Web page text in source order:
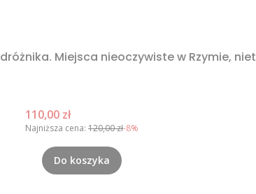
Miejsca nieoczywiste w Rzymie,
Cena promocyjna
110,00 zł
Najniższa cena: 120,00 zł-8%
Do koszyka